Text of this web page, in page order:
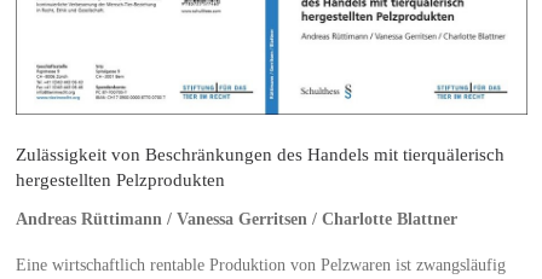
Zulässigkeit von Beschränkungen des Handels mit tierquälerisch
hergestellten Pelzprodukten
Andreas Rüttimann / Vanessa Gerritsen / Charlotte Blattner
Eine wirtschaftlich rentable Produktion von Pelzwaren ist zwangsläufig